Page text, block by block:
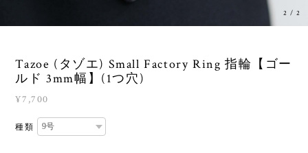
1 /2
Tazoe (タゾエ) Small Factory Ring 指輪【ゴー
ルド 3mm幅】(1つ穴)
¥7,700
種類